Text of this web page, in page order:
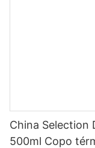
China Selection
500ml Copo